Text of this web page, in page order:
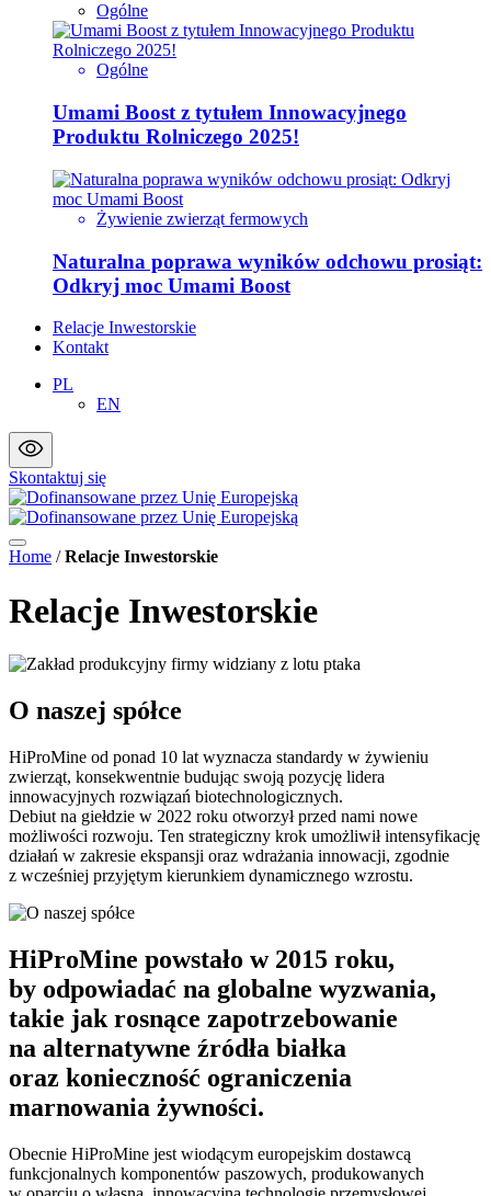
Ogólne
Ogólne
Umami Boost z tytułem Innowacyjnego
Produktu Rolniczego 2025!
Żywienie zwierząt fermowych
Naturalna poprawa wyników odchowu prosiąt:
Odkryj moc Umami Boost
Relacje Inwestorskie
Kontakt
PL
EN
Skontaktuj się
Home / Relacje Inwestorskie
Relacje Inwestorskie
O naszej spółce
HiProMine od ponad 10 lat wyznacza standardy w żywieniu
zwierząt, konsekwentnie budując swoją pozycję lidera
innowacyjnych rozwiązań biotechnologicznych.
Debiut na giełdzie w 2022 roku otworzył przed nami nowe
możliwości rozwoju. Ten strategiczny krok umożliwił intensyfikację
działań w zakresie ekspansji oraz wdrażania innowacji, zgodnie
z wcześniej przyjętym kierunkiem dynamicznego wzrostu.
HiProMine powstało w 2015 roku,
by odpowiadać na globalne wyzwania,
takie jak rosnące zapotrzebowanie
na alternatywne źródła białka
oraz konieczność ograniczenia
marnowania żywności.
Obecnie HiProMine jest wiodącym europejskim dostawcą
funkcjonalnych komponentów paszowych, produkowanych